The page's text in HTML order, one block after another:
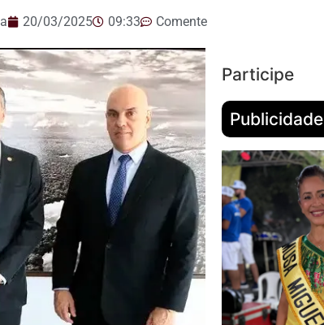
20/03/2025 09:33 Comente
Participe
Publicidade